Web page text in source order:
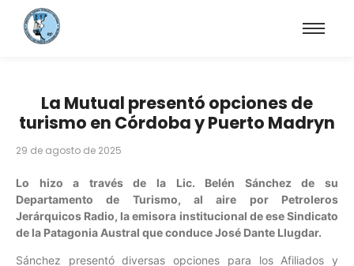
La Mutual presentó opciones de
turismo en Córdoba y Puerto Madryn
29 de agosto de 2025
Lo hizo a través de la Lic. Belén Sánchez de su
Departamento de Turismo, al aire por Petroleros
Jerárquicos Radio, la emisora institucional de ese Sindicato
de la Patagonia Austral que conduce José Dante Llugdar.
Sánchez presentó diversas opciones para los Afiliados y